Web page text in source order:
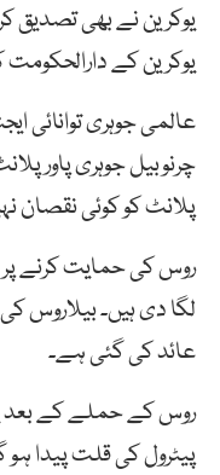
یوکرین نے بھی تصدیق
یوکرین کے
عالمی جوہری توانائی
چرنوبیل جوہری پاور
پلانٹ کو کوئی نقصان
روس کی حمایت کرنے پر
عائد کی گئی ہے۔
روس کے حملے کے بعد
پیٹرول کی قلت پیدا ہو